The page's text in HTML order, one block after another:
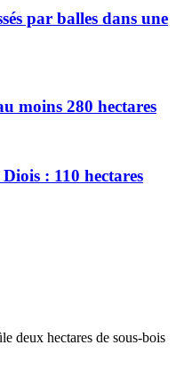
par balles dans une
moins 280 hectares
: 110 hectares
deux hectares de sous-bois